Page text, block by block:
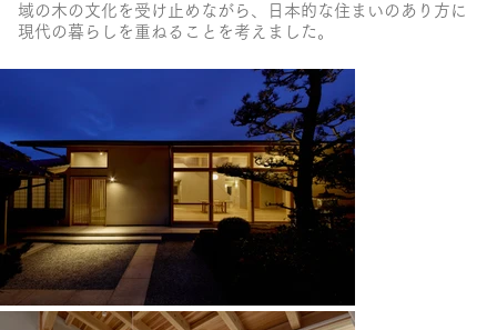
域の木の文化を受け止めながら、日本的な住まいのあり方に
現代の暮らしを重ねることを考えました。